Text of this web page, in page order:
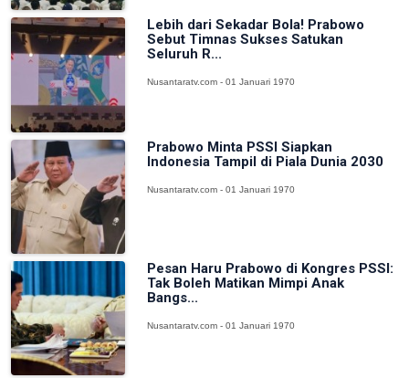
Lebih dari Sekadar Bola! Prabowo
Sebut Timnas Sukses Satukan
Seluruh R...
Nusantaratv.com - 01 Januari 1970
Prabowo Minta PSSI Siapkan
Indonesia Tampil di Piala Dunia 2030
Nusantaratv.com - 01 Januari 1970
Pesan Haru Prabowo di Kongres PSSI:
Tak Boleh Matikan Mimpi Anak
Bangs...
Nusantaratv.com - 01 Januari 1970